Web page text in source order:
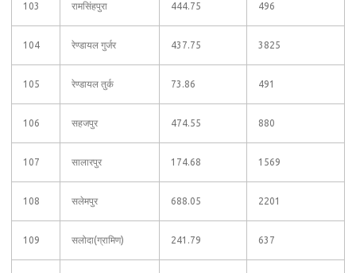
103 रामसिंहपुरा 444.75 496
104 रेण्डायल गुर्जर 437.75 3825
105 रेण्डायल तुर्क 73.86 491
106 सहजपुर 474.55 880
107 सालारपुर 174.68 1569
108 सलेमपुर 688.05 2201
109 सलोदा(ग्रामिण) 241.79 637